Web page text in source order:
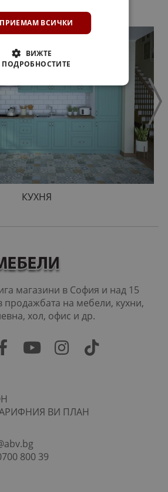
ПРОДУКТИ
КУХНЯ
магазини в София и над 15
хол, офис и др.
ВИ ПЛАН
800 39
ПРИЕМАМ ВСИЧКИ
ВИЖТЕ
ПОДРОБНОСТИТЕ